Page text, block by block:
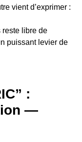
vient d’exprimer :
reste libre de
puissant levier de
:
—